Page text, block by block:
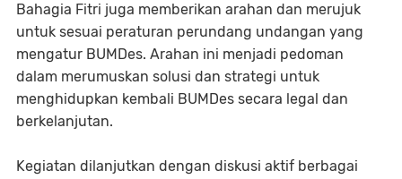
Bahagia Fitri juga memberikan arahan dan merujuk
untuk sesuai peraturan perundang undangan yang
mengatur BUMDes. Arahan ini menjadi pedoman
dalam merumuskan solusi dan strategi untuk
menghidupkan kembali BUMDes secara legal dan
berkelanjutan.
Kegiatan dilanjutkan dengan diskusi aktif berbagai